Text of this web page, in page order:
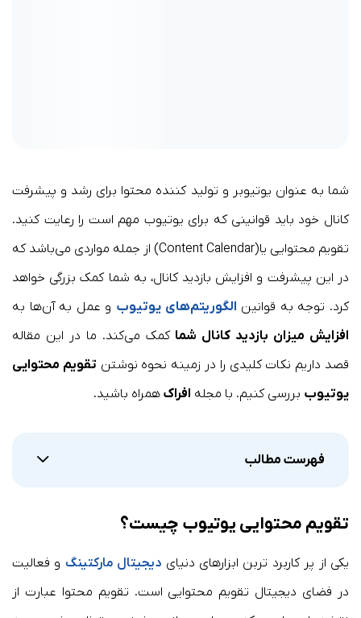
شما به عنوان یوتیوبر و تولید کننده محتوا برای رشد و پیشرفت
کانال خود باید قوانینی که برای یوتیوب مهم است را رعایت کنید.
تقویم محتوایی یا (Content Calendar) از جمله مواردی می‌باشد که
در این پیشرفت و افزایش بازدید کانال، به شما کمک بزرگی خواهد
کرد. توجه به قوانین الگوریتم‌های یوتیوب و عمل به آن‌ها به
افزایش میزان بازدید کانال شما کمک می‌کند. ما در این مقاله
قصد داریم نکات کلیدی را در زمینه نحوه نوشتن تقویم محتوایی
یوتیوب بررسی کنیم. با مجله افراک همراه باشید.
فهرست مطالب
تقویم محتوایی یوتیوب چیست؟
یکی از پر کاربرد تربن ابزارهای دنیای دیجیتال مارکتینگ و فعالیت
در فضای دیجیتال تقویم محتوایی است. تقویم محتوا عبارت از